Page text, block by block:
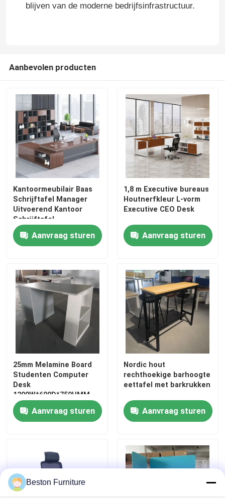
blijven van de moderne bedrijfsinfrastructuur.
Aanbevolen producten
Kantoormeubilair Baas
Schrijftafel Manager
Uitvoerend Kantoor
Schrijftafel
Aanvraag sturen
1,8 m Executive bureaus
Houtnerfkleur L-vorm
Executive CEO Desk
Aanvraag sturen
25mm Melamine Board
Studenten Computer
Desk
1200W*600D*750HMM
Schramvast Home Office
Desk Aanvraag sturen
Nordic hout
rechthoekige barhoogte
eettafel met barkrukken
Aanvraag sturen
Beston Furniture